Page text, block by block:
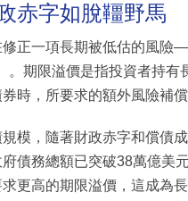
赤字如脫韁野馬
修正一項長期被低估的風
。期限溢價是指投資者持有
時，所要求的額外風險補償
模，隨著財政赤字和償債
債務總額已突破38萬億美
更高的期限溢價，這成為